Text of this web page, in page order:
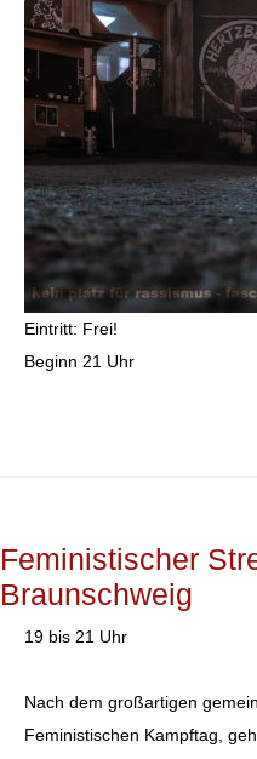
Eintritt: Frei!
Beginn 21 Uhr
Feministischer
Braunschweig
19 bis 21 Uhr
Nach dem großartigen
Feministischen Kampftag,